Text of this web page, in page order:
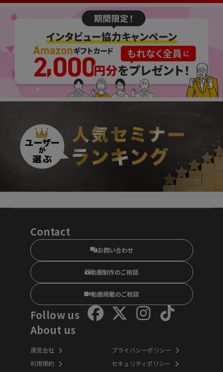
Contact
お問い合わせ
動画制作のご相談
動画掲載のご相談
Follow us
About us
運営会社
利用規約
プライバシーポリシー
セキュリティポリシー